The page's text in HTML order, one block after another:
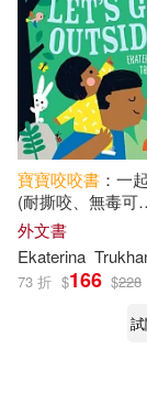
肖定麗(1)
寶寶咬咬書 ：一
(耐撕咬、無毒可
洗)Indestructibles:
Outside!
外文書
Ekaterina
73 折 $166 $228